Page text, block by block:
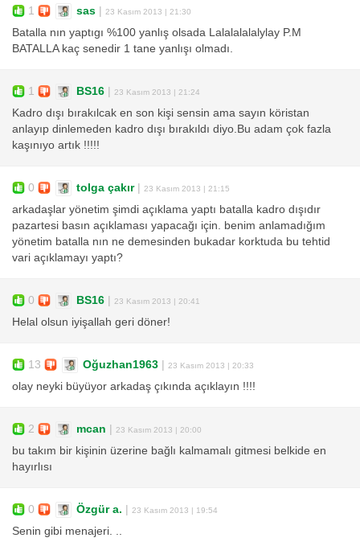
1 sas | 23 Kasım 2013 | 21:30
Batalla nın yaptıgı %100 yanlış olsada Lalalalalalylay P.M
BATALLA kaç senedir 1 tane yanlışı olmadı.
1 BS16 | 23 Kasım 2013 | 21:24
Kadro dışı bırakılcak en son kişi sensin ama sayın köristan
anlayıp dinlemeden kadro dışı bırakıldı diyo.Bu adam çok fazla
kaşınıyo artık !!!!!
0 tolga çakır| 23 Kasım 2013 | 21:15
arkadaşlar yönetim şimdi açıklama yaptı batalla kadro dışıdır
pazartesi basın açıklaması yapacağı için. benim anlamadığım
yönetim batalla nın ne demesinden bukadar korktuda bu tehtid
vari açıklamayı yaptı?
0 BS16 | 23 Kasım 2013 | 20:41
Helal olsun iyişallah geri döner!
13 Oğuzhan1963 | 23 Kasım 2013 | 20:33
olay neyki büyüyor arkadaş çıkında açıklayın !!!!
2 mcan | 23 Kasım 2013 | 20:00
bu takım bir kişinin üzerine bağlı kalmamalı gitmesi belkide en
hayırlısı
0 Özgür a. | 23 Kasım 2013 | 19:54
Senin gibi menajeri. ..